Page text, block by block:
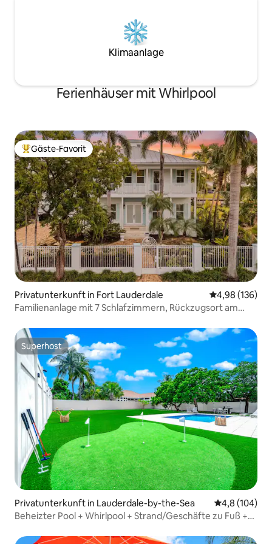
Klimaanlage
Ferienhäuser mit Whirlpool
Beliebter Gäste-Favorit.
Gäste-Favorit
Privatunterkunft in Fort Lauderdale
4,98 (136)
Familienanlage mit 7 Schlafzimmern, Rückzugsort am
Superhost
Superhost
Privatunterkunft in Lauderdale-by-the-Sea
4,8 (104)
Beheizter Pool + Whirlpool + Strand/Geschäfte zu Fuß +